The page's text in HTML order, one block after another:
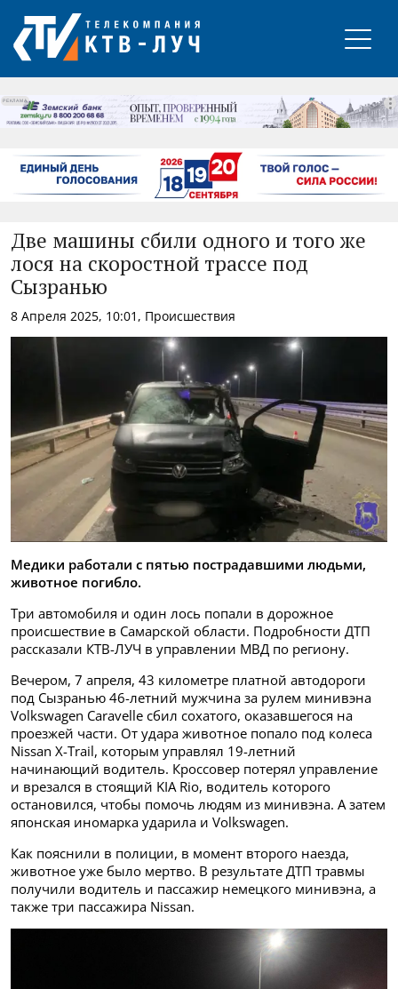
РЕКЛАМА
Две машины сбили одного и того же
лося на скоростной трассе под
Сызранью
8 Апреля 2025, 10:01, Происшествия
Медики работали с пятью пострадавшими людьми,
животное погибло.
Три автомобиля и один лось попали в дорожное
происшествие в Самарской области. Подробности ДТП
рассказали КТВ-ЛУЧ в управлении МВД по региону.
Вечером, 7 апреля, 43 километре платной автодороги
под Сызранью 46-летний мужчина за рулем минивэна
Volkswagen Caravelle сбил сохатого, оказавшегося на
проезжей части. От удара животное попало под колеса
Nissan X-Trail, которым управлял 19-летний
начинающий водитель. Кроссовер потерял управление
и врезался в стоящий KIA Rio, водитель которого
остановился, чтобы помочь людям из минивэна. А затем
японская иномарка ударила и Volkswagen.
Как пояснили в полиции, в момент второго наезда,
животное уже было мертво. В результате ДТП травмы
получили водитель и пассажир немецкого минивэна, а
также три пассажира Nissan.